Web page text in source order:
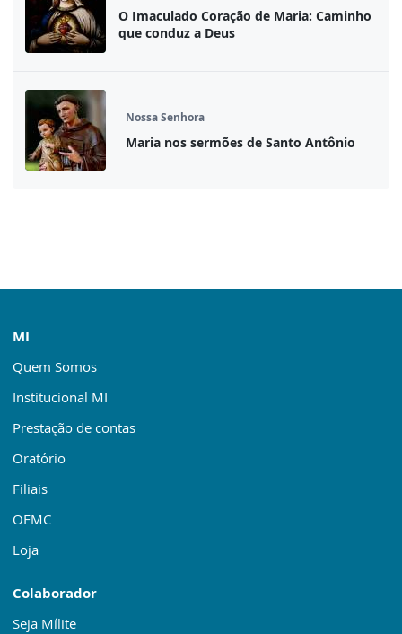
O Imaculado Coração de Maria: Caminho
que conduz a Deus
Nossa Senhora
Maria nos sermões de Santo Antônio
MI
Quem Somos
Institucional MI
Prestação de contas
Oratório
Filiais
OFMC
Loja
Colaborador
Seja Mílite